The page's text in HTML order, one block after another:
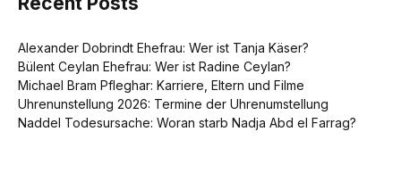
Alexander Dobrindt Ehefrau: Wer ist Tanja Käser?
Bülent Ceylan Ehefrau: Wer ist Radine Ceylan?
Michael Bram Pfleghar: Karriere, Eltern und Filme
Uhrenunstellung 2026: Termine der Uhrenumstellung
Naddel Todesursache: Woran starb Nadja Abd el Farrag?